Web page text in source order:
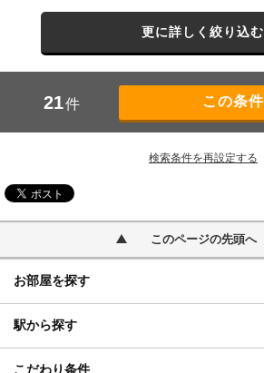
更に詳しく絞り込む
21件
検索条件を再設定する
このページの先頭へ
お部屋を探す
駅から探す
こだわり条件